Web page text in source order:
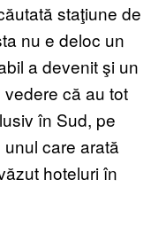
staţiune de
nu e deloc un
a devenit şi un
că au tot
în Sud, pe
care arată
hoteluri în